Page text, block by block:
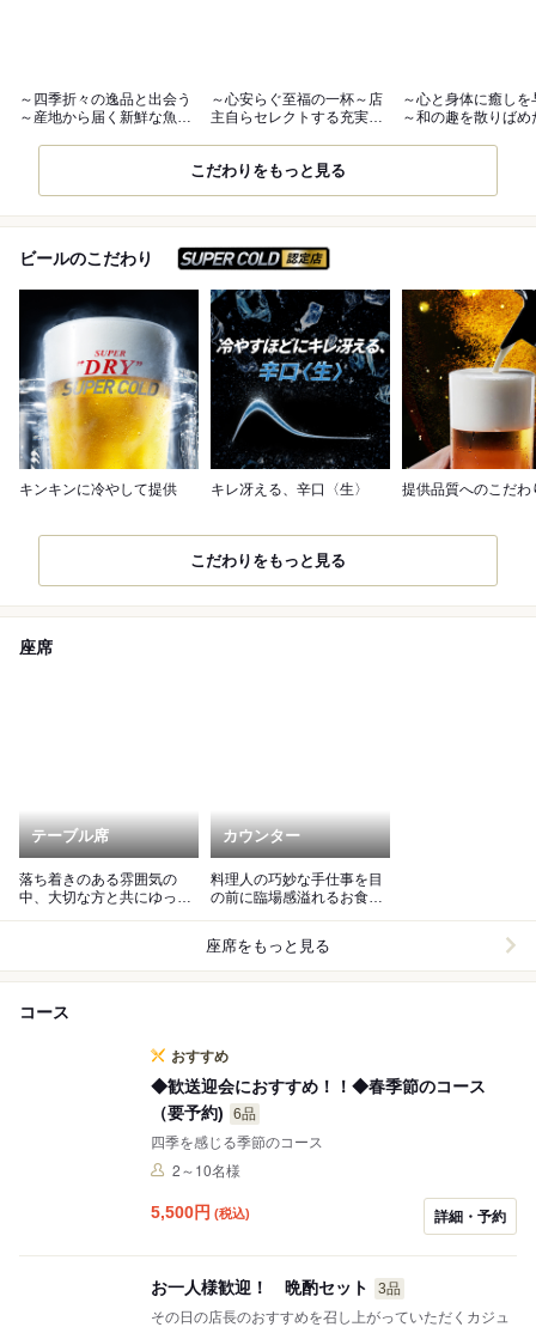
～四季折々の逸品と出会う
～産地から届く新鮮な魚料
～心安らぐ至福の一杯～店
主自らセレクトする充実の
～心と身体に癒しを
～和の趣を散りばめ
こだわりをもっと見る
ビールのこだわり
キンキンに冷やして提供 キレ冴える、辛口〈生〉 提供品質へのこだわ
こだわりをもっと見る
座席
テーブル席
落ち着きのある雰囲気の
中、大切な方と共にゆった
カウンター
料理人の巧妙な手仕事を目
の前に臨場感溢れるお食事
座席をもっと見る
コース
おすすめ
◆歓送迎会におすすめ！！◆春季節のコース
（要予約)
6品
四季を感じる季節のコース
2～10名様
5,500円 (税込) 詳細・予約
お一人様歓迎！ 晩酌セット
3品
その日の店長のおすすめを召し上がっていただくカジュ